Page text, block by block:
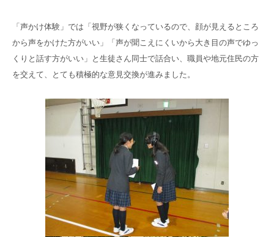
八瀬大原Ⅰ番館
リクルート
「声かけ体験」では「視野が狭くなっているので、顔が見えるところ
から声をかけた方がいい」「声が聞こえにくいから大き目の声でゆっ
くりと話す方がいい」と生徒さん同士で話合い、職員や地元住民の方
を交えて、とても積極的な意見交換が進みました。